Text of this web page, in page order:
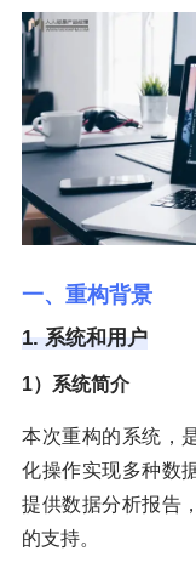
一、重构背景
1. 系统和用户
1）系统简介
本次重构的系统，
化操作实现多种数
提供数据分析报告
的支持。